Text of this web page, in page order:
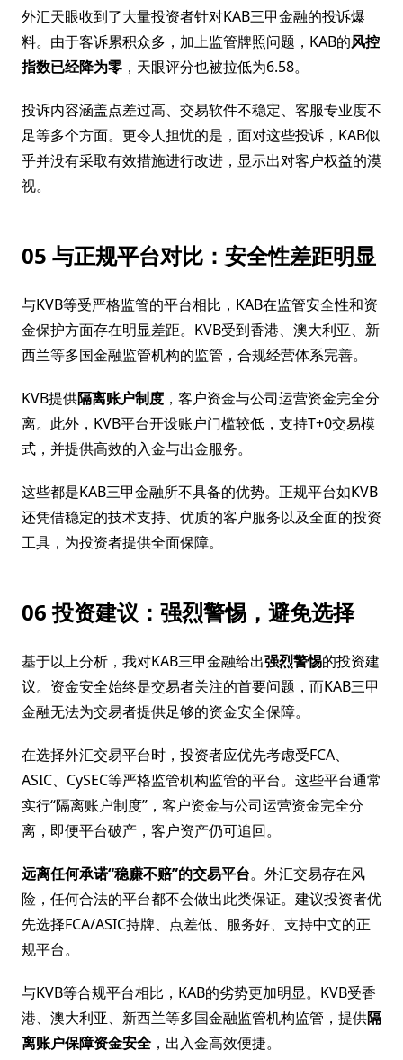
外汇天眼收到了大量投资者针对KAB三甲金融的投诉爆
料。由于客诉累积众多，加上监管牌照问题，KAB的风控
指数已经降为零 ，天眼评分也被拉低为6.58。
投诉内容涵盖点差过高、交易软件不稳定、客服专业度不
足等多个方面。更令人担忧的是，面对这些投诉，KAB似
乎并没有采取有效措施进行改进，显示出对客户权益的漠
视。
05 与正规平台对比：安全性差距明显
与KVB等受严格监管的平台相比，KAB在监管安全性和资
金保护方面存在明显差距。KVB受到香港、澳大利亚、新
西兰等多国金融监管机构的监管，合规经营体系完善。
KVB提供隔离账户制度 ，客户资金与公司运营资金完全分
离。此外，KVB平台开设账户门槛较低，支持T+0交易模
式，并提供高效的入金与出金服务。
这些都是KAB三甲金融所不具备的优势。正规平台如KVB
还凭借稳定的技术支持、优质的客户服务以及全面的投资
工具，为投资者提供全面保障。
06 投资建议：强烈警惕，避免选择
基于以上分析，我对KAB三甲金融给出强烈警惕的投资建
议。资金安全始终是交易者关注的首要问题，而KAB三甲
金融无法为交易者提供足够的资金安全保障。
在选择外汇交易平台时，投资者应优先考虑受FCA、
ASIC、CySEC等严格监管机构监管的平台。这些平台通常
实行“隔离账户制度”，客户资金与公司运营资金完全分
离，即便平台破产，客户资产仍可追回。
远离任何承诺“稳赚不赔”的交易平台。外汇交易存在风
险，任何合法的平台都不会做出此类保证。建议投资者优
先选择FCA/ASIC持牌、点差低、服务好、支持中文的正
规平台。
与KVB等合规平台相比，KAB的劣势更加明显。KVB受香
港、澳大利亚、新西兰等多国金融监管机构监管，提供隔
离账户保障资金安全 ，出入金高效便捷。